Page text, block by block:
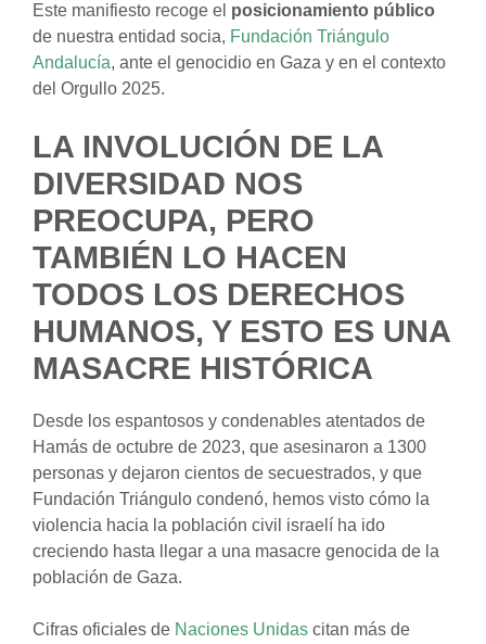
Este manifiesto recoge el posicionamiento público
de nuestra entidad socia, Fundación Triángulo
Andalucía, ante el genocidio en Gaza y en el contexto
del Orgullo 2025.
LA INVOLUCIÓN DE LA
DIVERSIDAD NOS
PREOCUPA, PERO
TAMBIÉN LO HACEN
TODOS LOS DERECHOS
HUMANOS, Y ESTO ES UNA
MASACRE HISTÓRICA
Desde los espantosos y condenables atentados de
Hamás de octubre de 2023, que asesinaron a 1300
personas y dejaron cientos de secuestrados, y que
Fundación Triángulo condenó, hemos visto cómo la
violencia hacia la población civil israelí ha ido
creciendo hasta llegar a una masacre genocida de la
población de Gaza.
Cifras oficiales de Naciones Unidas citan más de